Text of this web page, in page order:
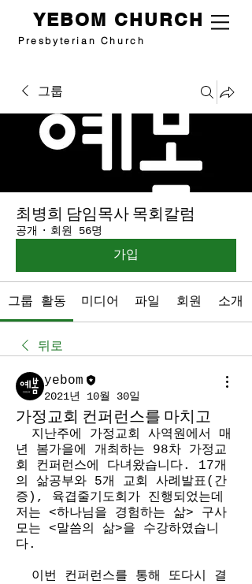
Presbyterian Church
YEBOM CHURCH
그룹
최병희 담임목사 목회칼럼
공개 · 회원 56명
가입
그룹 활동 미디어 파일 회원 소개
뒤로
yebom
2021년 10월 30일
가정교회 컨퍼런스를 마치고
년 봄가을에 개최하는 98차 가정교
회 컨퍼런스에 다녀왔습니다. 17개
의 삶공부와 5개 교회 사례발표(간
증), 육겹줄기도회가 진행되었는데
저는 <하나님을 경험하는 삶> 구사
모는 <말씀의 삶>을 수강하였습니
다.